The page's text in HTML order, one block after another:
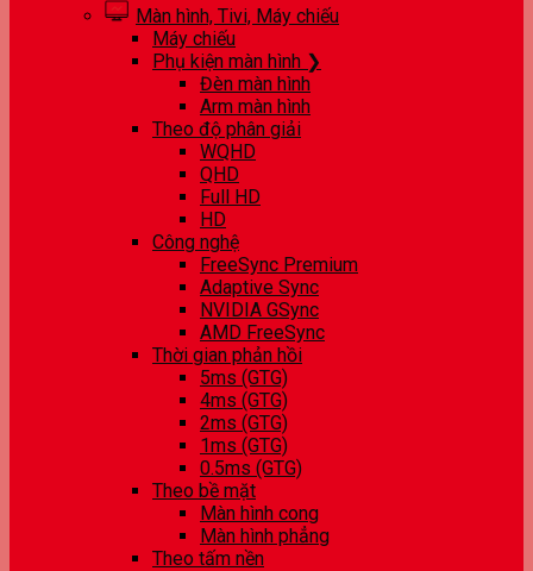
Màn hình, Tivi, Máy chiếu
Máy chiếu
Phụ kiện màn hình ❯
Đèn màn hình
Arm màn hình
Theo độ phân giải
WQHD
QHD
Full HD
HD
Công nghệ
FreeSync Premium
Adaptive Sync
NVIDIA GSync
AMD FreeSync
Thời gian phản hồi
5ms (GTG)
4ms (GTG)
2ms (GTG)
1ms (GTG)
0.5ms (GTG)
Theo bề mặt
Màn hình cong
Màn hình phẳng
Theo tấm nền